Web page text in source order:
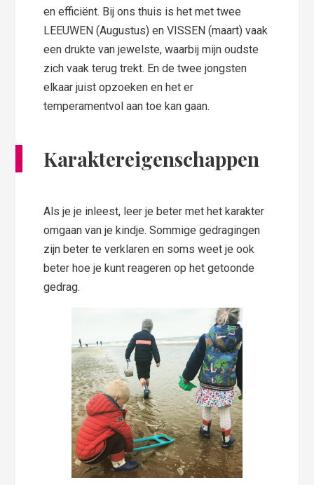
en efficiënt. Bij ons thuis is het met twee
LEEUWEN (Augustus) en VISSEN (maart) vaak
een drukte van jewelste, waarbij mijn oudste
zich vaak terug trekt. En de twee jongsten
elkaar juist opzoeken en het er
temperamentvol aan toe kan gaan.
Karaktereigenschappen
Als je je inleest, leer je beter met het karakter
omgaan van je kindje. Sommige gedragingen
zijn beter te verklaren en soms weet je ook
beter hoe je kunt reageren op het getoonde
gedrag.